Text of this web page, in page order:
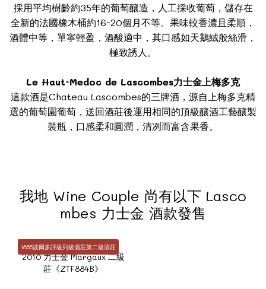
採用平均樹齡約35年的葡萄釀造，人工採收葡萄，儲存在
全新的法國橡木桶約16-20個月不等。果味較香濃且柔順，
酒體中等，單寧輕盈，酒酸適中，其口感如天鵝絨般絲滑，
極致誘人。
Le Haut-Medoc de Lascombes力士金上梅多克
這款酒是Chateau Lascombes的三牌酒，源自上梅多克精
選的葡萄園葡萄，送回酒莊後運用相同的頂級釀酒工藝釀製
裝瓶，口感柔和圓潤，清冽而富含果香。
我地 Wine Couple 尚有以下 Lasco
mbes 力士金 酒款發售
1855波爾多評級列級酒莊第二級酒莊